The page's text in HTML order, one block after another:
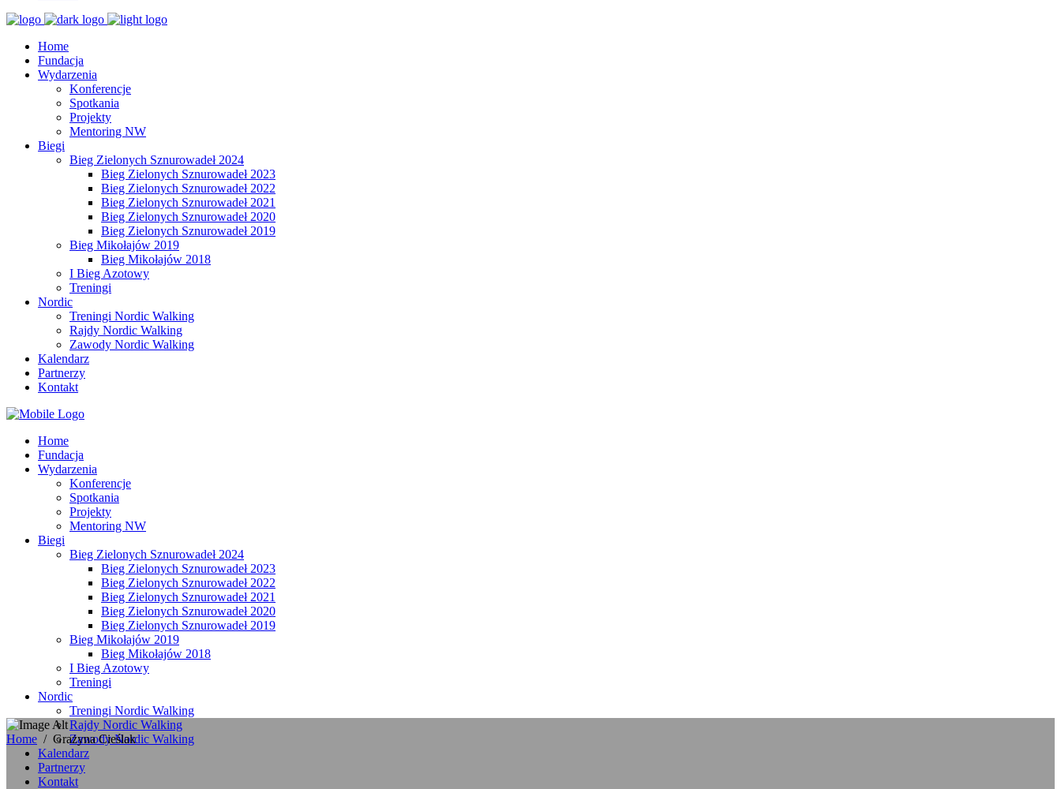
Home
Fundacja
Wydarzenia
Konferencje
Spotkania
Projekty
Mentoring NW
Biegi
Bieg Zielonych Sznurowadeł 2024
Bieg Zielonych Sznurowadeł 2023
Bieg Zielonych Sznurowadeł 2022
Bieg Zielonych Sznurowadeł 2021
Bieg Zielonych Sznurowadeł 2020
Bieg Zielonych Sznurowadeł 2019
Bieg Mikołajów 2019
Bieg Mikołajów 2018
I Bieg Azotowy
Treningi
Nordic
Treningi Nordic Walking
Rajdy Nordic Walking
Zawody Nordic Walking
Kalendarz
Partnerzy
Kontakt
Home
Fundacja
Wydarzenia
Konferencje
Spotkania
Projekty
Mentoring NW
Biegi
Bieg Zielonych Sznurowadeł 2024
Bieg Zielonych Sznurowadeł 2023
Bieg Zielonych Sznurowadeł 2022
Bieg Zielonych Sznurowadeł 2021
Bieg Zielonych Sznurowadeł 2020
Bieg Zielonych Sznurowadeł 2019
Bieg Mikołajów 2019
Bieg Mikołajów 2018
I Bieg Azotowy
Treningi
Nordic
Treningi Nordic Walking
Rajdy Nordic Walking
Zawody Nordic Walking
Kalendarz
Partnerzy
Kontakt
Home / Grażyna Cieślak